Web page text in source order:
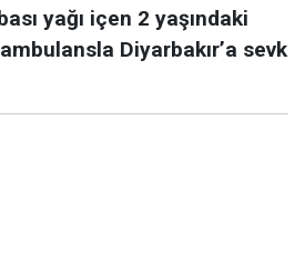
yağı içen 2 yaşındaki
Diyarbakır’a sevk